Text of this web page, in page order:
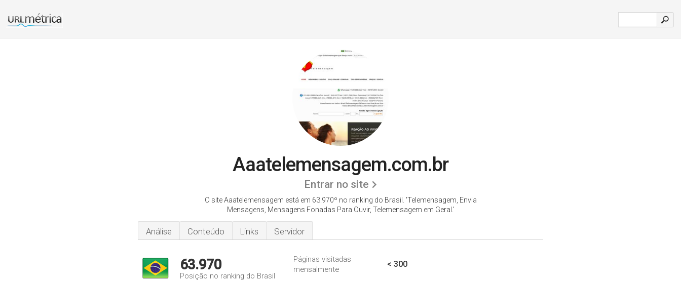
Aaatelemensagem.com.br
Entrar no site
O site Aaatelemensagem está em 63.970º no ranking do Brasil. 'Telemensagem, Envia
Mensagens, Mensagens Fonadas Para Ouvir, Telemensagem em Geral.'
Análise Conteúdo Links Servidor
63.970
Posição no ranking do Brasil
Páginas visitadas
mensalmente
< 300